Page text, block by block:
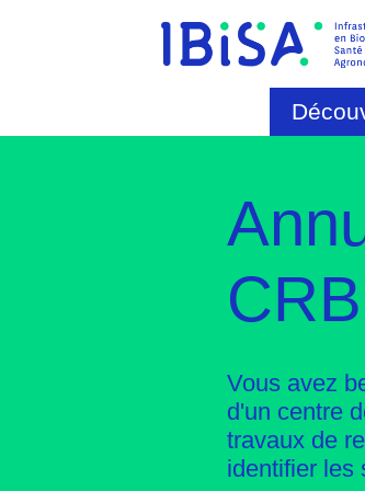
Vous avez
d'un centre
travaux de
identifier les